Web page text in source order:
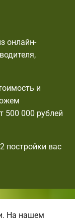
онлайн-
и
500 000 рублей
постройки вас
На нашем